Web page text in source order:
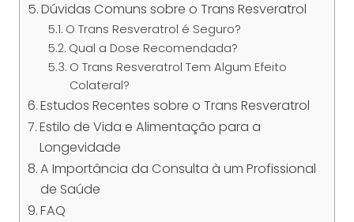
Dúvidas Comuns sobre o Trans Resveratrol
O Trans Resveratrol é Seguro?
Qual a Dose Recomendada?
O Trans Resveratrol Tem Algum Efeito
Colateral?
Estudos Recentes sobre o Trans Resveratrol
Estilo de Vida e Alimentação para a
Longevidade
A Importância da Consulta à um Profissional
de Saúde
FAQ